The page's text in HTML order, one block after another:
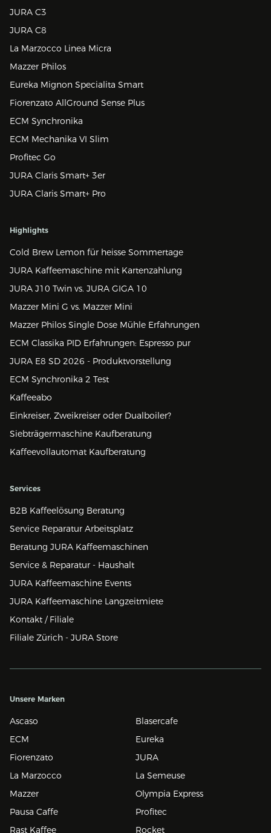
JURA C3
JURA C8
La Marzocco Linea Micra
Mazzer Philos
Eureka Mignon Specialita Smart
Fiorenzato AllGround Sense Plus
ECM Synchronika
ECM Mechanika VI Slim
Profitec Go
JURA Claris Smart+ 3er
JURA Claris Smart+ Pro
Highlights
Cold Brew Lemon für heisse Sommertage
JURA Kaffeemaschine mit Kartenzahlung
JURA J10 Twin vs. JURA GIGA 10
Mazzer Mini G vs. Mazzer Mini
Mazzer Philos Single Dose Mühle Erfahrungen
ECM Classika PID Erfahrungen: Espresso pur
JURA E8 SD 2026 - Produktvorstellung
ECM Synchronika 2 Test
Kaffeeabo
Einkreiser, Zweikreiser oder Dualboiler?
Siebträgermaschine Kaufberatung
Kaffeevollautomat Kaufberatung
Services
B2B Kaffeelösung Beratung
Service Reparatur Arbeitsplatz
Beratung JURA Kaffeemaschinen
Service & Reparatur - Haushalt
JURA Kaffeemaschine Events
JURA Kaffeemaschine Langzeitmiete
Kontakt / Filiale
Filiale Zürich - JURA Store
Unsere Marken
Ascaso
Blasercafe
ECM
Eureka
Fiorenzato
JURA
La Marzocco
La Semeuse
Mazzer
Olympia Express
Pausa Caffe
Profitec
Rast Kaffee
Rocket